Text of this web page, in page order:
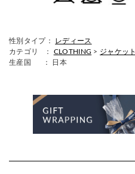
性別タイプ： レディース
カテゴリ ： CLOTHING > ジャケット
生産国
： 日本